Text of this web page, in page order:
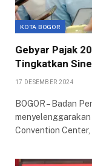
KOTA BOGOR
Gebyar Pajak
Tingkatkan
17 DESEMBER 2024
BOGOR – Badan
Convention